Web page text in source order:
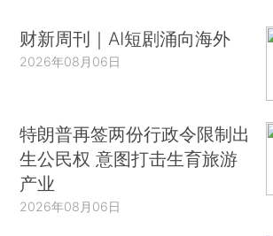
财新周刊｜AI短剧涌向海外
2026年08月06日
特朗普再签两份行政令限制出
生公民权 意图打击生育旅游
产业
2026年08月06日